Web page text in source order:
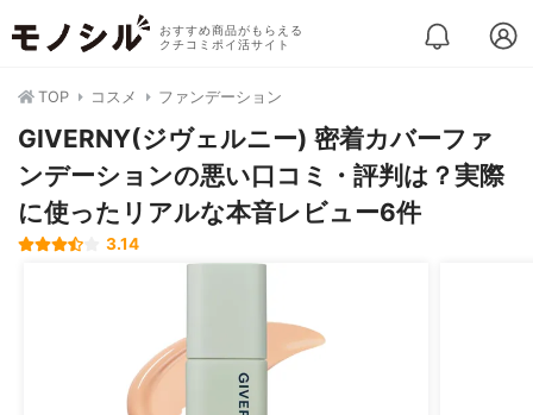
おすすめ商品がもらえる
クチコミポイ活サイト
TOP コスメ ファンデーション
GIVERNY(ジヴェルニー) 密着カバーファ
ンデーションの悪い口コミ・評判は？実際
に使ったリアルな本音レビュー6件
3.14